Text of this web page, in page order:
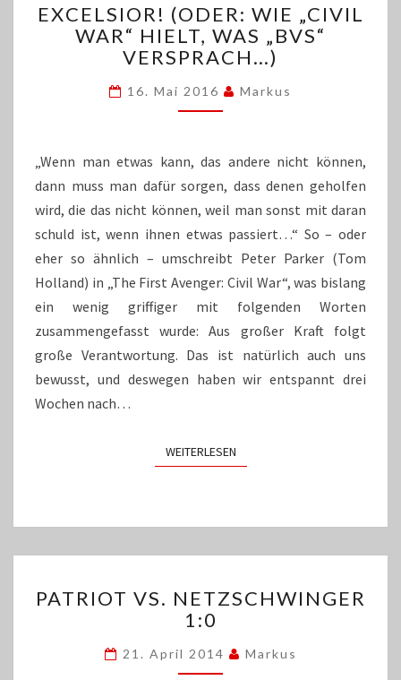
(ODER:
WIE
„CIVIL
HIELT,
WAS
EXCELSIOR! (ODER: WIE „CIVIL
WAR“ HIELT, WAS „BVS“
VERSPRACH…)
16. Mai 2016 Markus
„Wenn man etwas kann, das andere nicht können,
dann muss man dafür sorgen, dass denen geholfen
wird, die das nicht können, weil man sonst mit daran
schuld ist, wenn ihnen etwas passiert…“ So – oder
eher so ähnlich – umschreibt Peter Parker (Tom
Holland) in „The First Avenger: Civil War“, was bislang
ein wenig griffiger mit folgenden Worten
zusammengefasst wurde: Aus großer Kraft folgt
große Verantwortung. Das ist natürlich auch uns
bewusst, und deswegen haben wir entspannt drei
Wochen nach…
WEITERLESENWEITERLESEN
VS.
NETZSCHWINGER
PATRIOT VS. NETZSCHWINGER
1:0
21. April 2014 Markus